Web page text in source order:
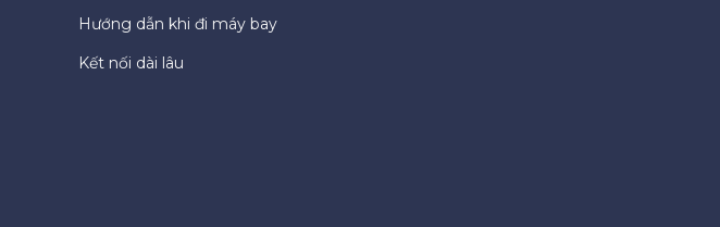
Hướng dẫn khi đi máy bay
Kết nối dài lâu